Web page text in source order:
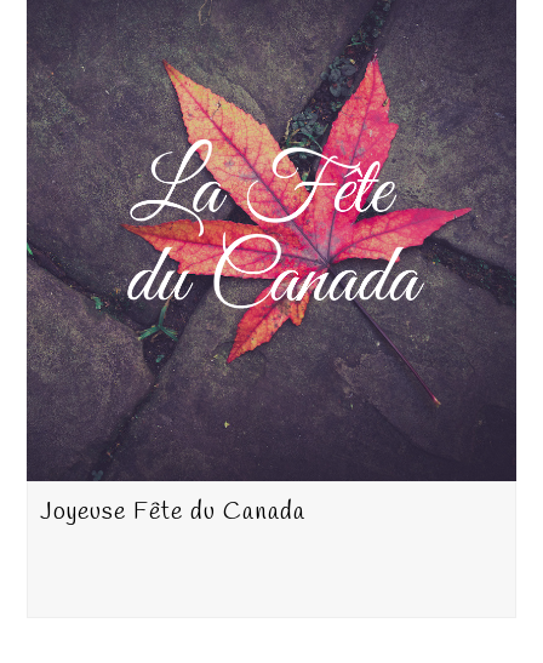
Joyeuse Fête du Canada